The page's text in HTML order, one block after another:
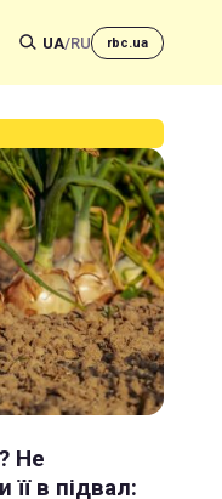
UA/RU rbc.ua
Не
її в підвал: